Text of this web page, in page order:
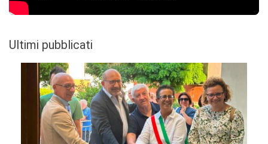
Ultimi pubblicati